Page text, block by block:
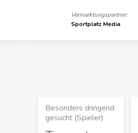
Vermarktungspartner:
Sportplatz Media
Besonders dringend
gesucht (Spieler)